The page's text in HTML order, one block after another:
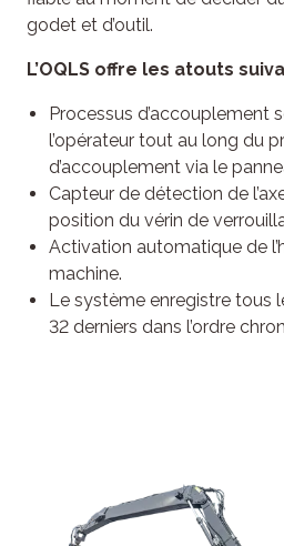
godet et d’outil.
L’OQLS offre les atouts
Processus d’accouplement
l’opérateur tout au long du
d’accouplement via le
Capteur de détection de
position du vérin de
Activation automatique de
machine.
Le système enregistre tous
32 derniers dans l’ordre